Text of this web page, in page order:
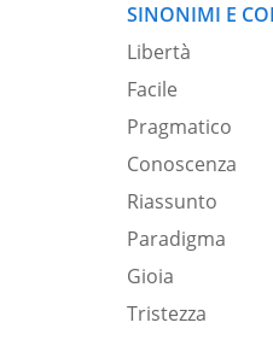
SINONIMI E
Libertà
Facile
Pragmatico
Conoscenza
Riassunto
Paradigma
Gioia
Tristezza